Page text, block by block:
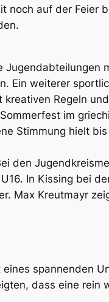
noch auf der Feier
Jugendabteilungen
Ein weiterer
Regeln
im
Stimmung hielt
den
In Kissing bei
Max Kreutmayr
spannenden
dass eine rein